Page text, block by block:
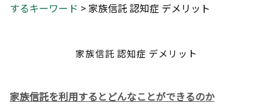
するキーワード >家族信託 認知症 デメリット
家族信託 認知症 デメリット
家族信託を利用するとどんなことができるのか